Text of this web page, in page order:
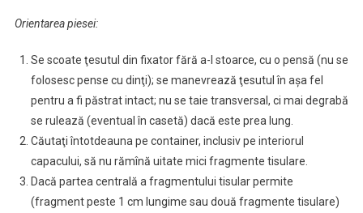
Orientarea piesei:
Se scoate ţesutul din fixator fără a-l stoarce, cu o pensă (nu se
folosesc pense cu dinţi); se manevrează ţesutul în aşa fel
pentru a fi păstrat intact; nu se taie transversal, ci mai degrabă
se rulează (eventual în casetă) dacă este prea lung.
Căutaţi întotdeauna pe container, inclusiv pe interiorul
capacului, să nu rămînă uitate mici fragmente tisulare.
Dacă partea centrală a fragmentului tisular permite
(fragment peste 1 cm lungime sau două fragmente tisulare)